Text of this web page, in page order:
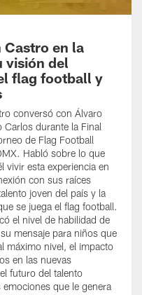
Castro en la
visión del
flag football y
conversó con Álvaro
Carlos durante la Final
de Flag Football
Habló sobre lo que
vivir esta experiencia en
con sus raíces
joven del país y la
se juega el flag football.
el nivel de habilidad de
mensaje para niños que
máximo nivel, el impacto
en las nuevas
futuro del talento
emociones que le genera